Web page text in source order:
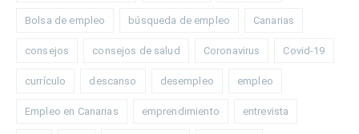
Bolsa de empleo búsqueda de empleo Canarias
consejos consejos de salud Coronavirus Covid-19
currículo descanso desempleo empleo
Empleo en Canarias emprendimiento entrevista